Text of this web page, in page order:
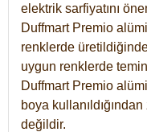
elektrik sarfiyatını
Duffmart Premio
renklerde
uygun renklerde
Duffmart Premio
boya
değildir.